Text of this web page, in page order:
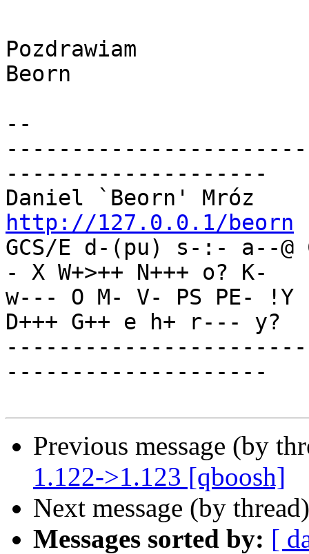
Pozdrawiam
Beorn
--
--------------------
Daniel `Beorn' Mróz
http://127.0.0.1/beorn
GCS/E d-(pu) s-:- a--@
- X W+>++ N+++ o? K-
w--- O M- V- PS PE-
D+++ G++ e h+ r--- y?
--------------------
Previous message (by
1.122->1.123 [qboosh]
Next message (by
Messages sorted by: [